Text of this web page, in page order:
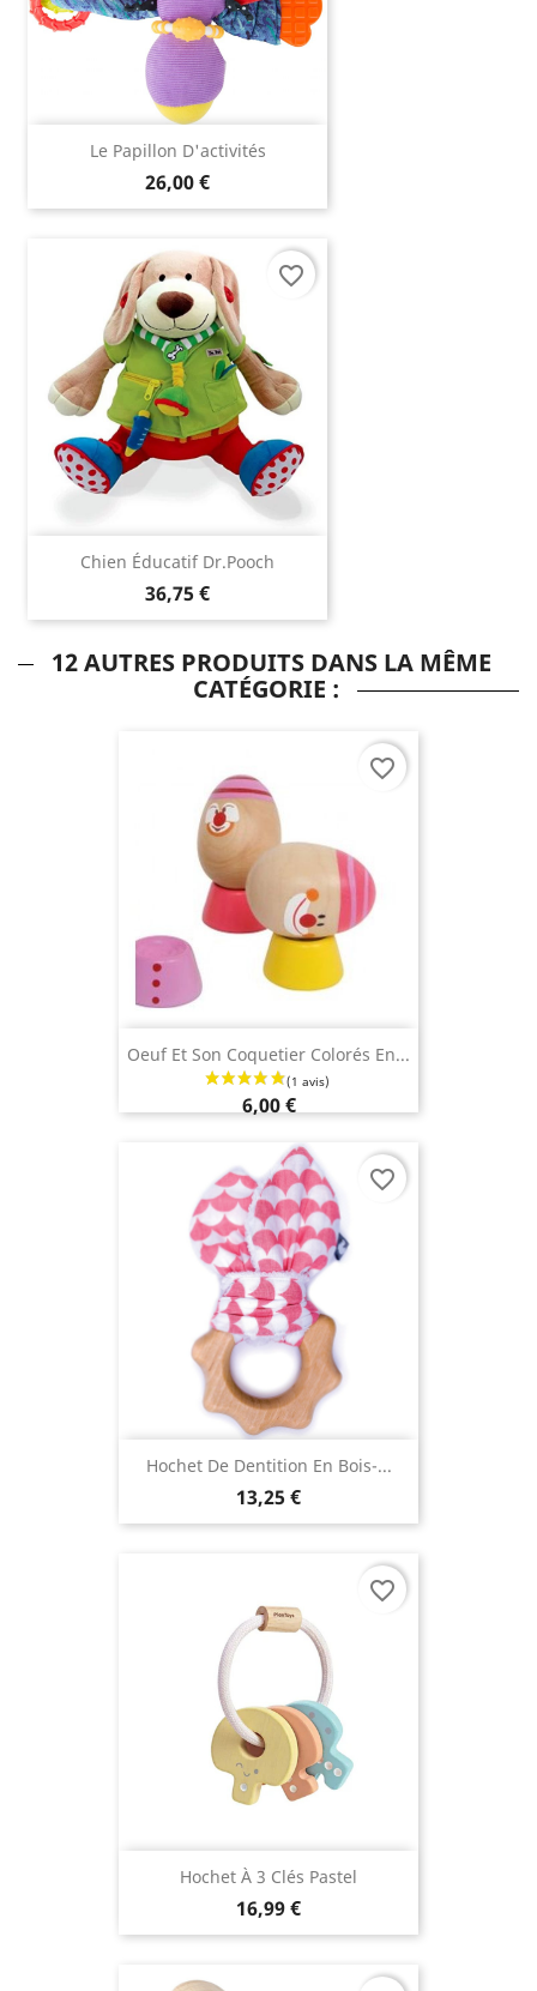
Le Papillon D'activités
26,00 €
Chien Éducatif Dr.Pooch
36,75 €
favorite_border
12 AUTRES PRODUITS DANS LA MÊME
CATÉGORIE :
Oeuf Et Son Coquetier Colorés En...
6,00 €
favorite_border
Hochet De Dentition En Bois-...
13,25 €
favorite_border
Hochet À 3 Clés Pastel
16,99 €
favorite_border